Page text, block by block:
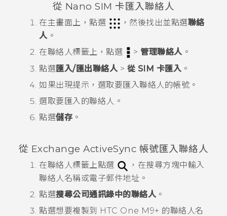
從 Nano SIM 卡匯入聯絡人
在主畫面上，點選 ，然後找出並點選聯絡
人 。
在聯絡人標籤上，點選 > 管理聯絡人 。
點選 匯入/匯出聯絡人> 從 SIM 卡匯入 。
如果出現提示，選取要匯入聯絡人的帳號。
選取要匯入的聯絡人。
點選儲存 。
從 ExchangeActiveSync 帳號匯入聯絡人
在聯絡人標籤上點選
，在搜尋方塊中輸入
聯絡人名稱或電子郵件地址。
點選搜尋公司通訊錄中的聯絡人 。
點選想要複製到
HTC One M9+ 的聯絡人名